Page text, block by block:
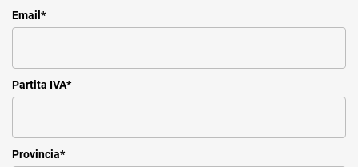
Email *
Partita IVA*
Provincia*